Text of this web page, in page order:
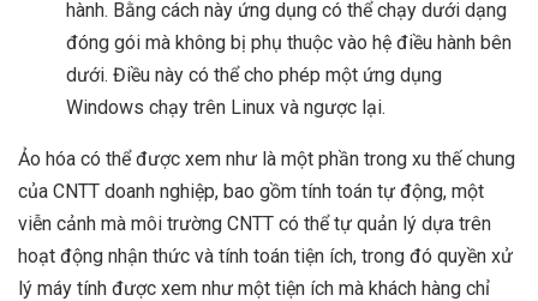
hành. Bằng cách này ứng dụng có thể chạy dưới dạng
đóng gói mà không bị phụ thuộc vào hệ điều hành bên
dưới. Điều này có thể cho phép một ứng dụng
Windows chạy trên Linux và ngược lại.
Ảo hóa có thể được xem như là một phần trong xu thế chung
của CNTT doanh nghiệp, bao gồm tính toán tự động, một
viễn cảnh mà môi trường CNTT có thể tự quản lý dựa trên
hoạt động nhận thức và tính toán tiện ích, trong đó quyền xử
lý máy tính được xem như một tiện ích mà khách hàng chỉ